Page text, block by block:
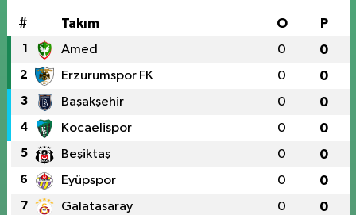
# Takım O P
1 Amed 0 0
2 Erzurumspor FK 0 0
3 Başakşehir 0 0
4 Kocaelispor 0 0
5 Beşiktaş 0 0
6 Eyüpspor 0 0
7 Galatasaray 0 0